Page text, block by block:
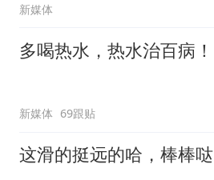
新媒体
多喝热水，热水治百病！
新媒体 69跟贴
这滑的挺远的哈，棒棒哒